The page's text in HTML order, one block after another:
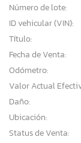
Número de lote:
ID vehicular (VIN):
Título:
Fecha de Venta:
Odómetro:
Valor Actual
Daño:
Ubicación:
Status de Venta: